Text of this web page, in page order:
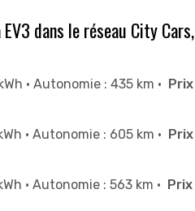
dans le réseau City
• Autonomie : 435 km •
• Autonomie : 605 km •
• Autonomie : 563 km • Prix